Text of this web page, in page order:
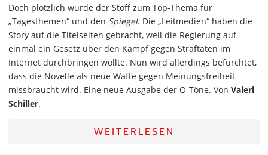
Doch plötzlich wurde der Stoff zum Top-Thema für
„Tagesthemen“ und den Spiegel. Die „Leitmedien“ haben die
Story auf die Titelseiten gebracht, weil die Regierung auf
einmal ein Gesetz über den Kampf gegen Straftaten im
Internet durchbringen wollte. Nun wird allerdings befürchtet,
dass die Novelle als neue Waffe gegen Meinungsfreiheit
missbraucht wird. Eine neue Ausgabe der O-Töne. Von Valeri
Schiller.
WEITERLESEN